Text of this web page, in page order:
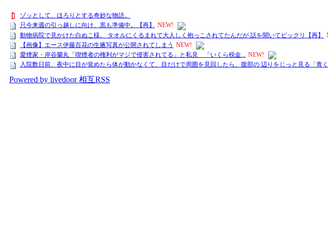
ゾッとして、ほろりとする奇妙な物語。
只今来週の引っ越しに向け、黒も準備中。【再】
NEW!
動物病院で見かけた白ぬこ様。 タオルにくるまれて大人しく抱っこされてたんだが 話を聞いてビックリ【再】
【画像】エース伊藤百花の生腋写真が公開されてしまう NEW!
愛煙家・岸谷蘭丸「喫煙者の権利がマジで侵害されてる」と私見 「いくら税金... NEW!
入院数日前、夜中に目が覚めたら体が動かなくて、目だけで周囲を見回したら、腹部の 辺りをじっと見る「青
Powered by livedoor 相互RSS